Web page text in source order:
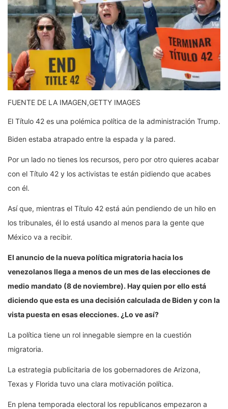
FUENTE DE LA IMAGEN,GETTY IMAGES
El Título 42 es una polémica política de la administración Trump.
Biden estaba atrapado entre la espada y la pared.
Por un lado no tienes los recursos, pero por otro quieres acabar
con el Título 42 y los activistas te están pidiendo que acabes
con él.
Así que, mientras el Título 42 está aún pendiendo de un hilo en
los tribunales, él lo está usando al menos para la gente que
México va a recibir.
El anuncio de la nueva política migratoria hacia los
venezolanos llega a menos de un mes de las elecciones de
medio mandato (8 de noviembre). Hay quien por ello está
diciendo que esta es una decisión calculada de Biden y con la
vista puesta en esas elecciones. ¿Lo ve así?
La política tiene un rol innegable siempre en la cuestión
migratoria.
La estrategia publicitaria de los gobernadores de Arizona,
Texas y Florida tuvo una clara motivación política.
En plena temporada electoral los republicanos empezaron a